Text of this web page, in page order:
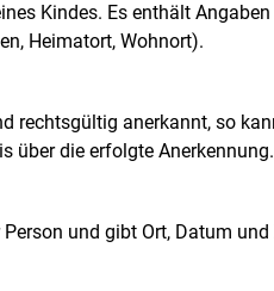
Kindes. Es enthält
Heimatort, Wohnort).
rechtsgültig anerkannt, so
über die erfolgte Anerkennung.
und gibt Ort, Datum